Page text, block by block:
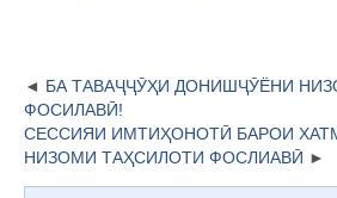
БА ТАВАҶҶӮҲИ ДОНИШҶӮЁНИ
ФОСИЛАВӢ!
СЕССИЯИ ИМТИҲОНОТӢ БАРОИ
НИЗОМИ ТАҲСИЛОТИ ФОСЛИАВӢ